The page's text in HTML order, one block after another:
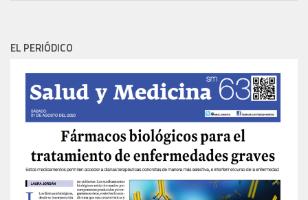
EL PERIÓDICO